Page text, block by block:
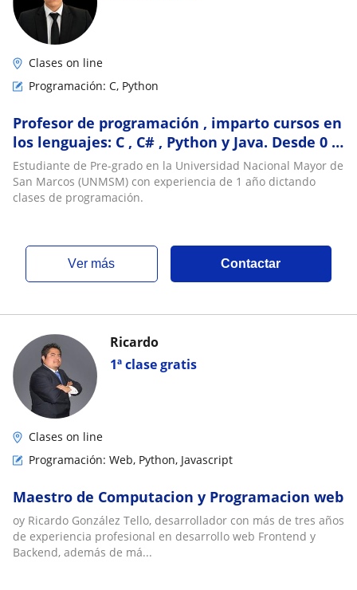
Clases on line
Programación: C, Python
Profesor de programación , imparto cursos en
los lenguajes: C , C# , Python y Java. Desde 0 o
elegir tema de preferencia
Estudiante de Pre-grado en la Universidad Nacional Mayor de
San Marcos (UNMSM) con experiencia de 1 año dictando
clases de programación.
ver más Contactar
1ª clase gratis
Ricardo
Clases on line
Programación: Web, Python, Javascript
Maestro de Computacion y Programacion web
oy Ricardo González Tello, desarrollador con más de tres años
de experiencia profesional en desarrollo web Frontend y
Backend, además de má...